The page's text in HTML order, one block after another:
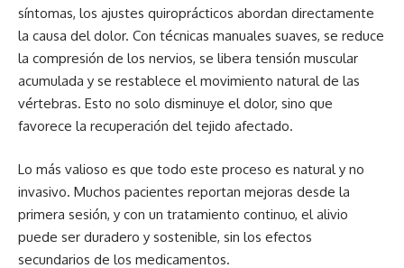
síntomas, los ajustes quiroprácticos abordan directamente
la causa del dolor. Con técnicas manuales suaves, se reduce
la compresión de los nervios, se libera tensión muscular
acumulada y se restablece el movimiento natural de las
vértebras. Esto no solo disminuye el dolor, sino que
favorece la recuperación del tejido afectado.
Lo más valioso es que todo este proceso es natural y no
invasivo. Muchos pacientes reportan mejoras desde la
primera sesión, y con un tratamiento continuo, el alivio
puede ser duradero y sostenible, sin los efectos
secundarios de los medicamentos.